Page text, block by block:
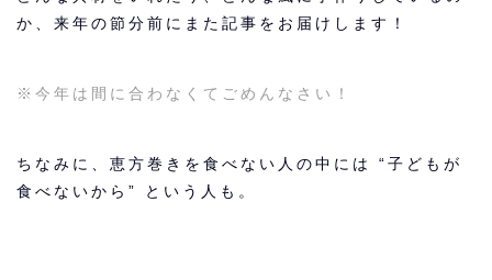
か、来年の節分前にまた記事をお届けします！
※今年は間に合わなくてごめんなさい！
ちなみに、恵方巻きを食べない人の中には “子どもが
食べないから” という人も。